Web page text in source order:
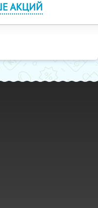
АКЦИЙ